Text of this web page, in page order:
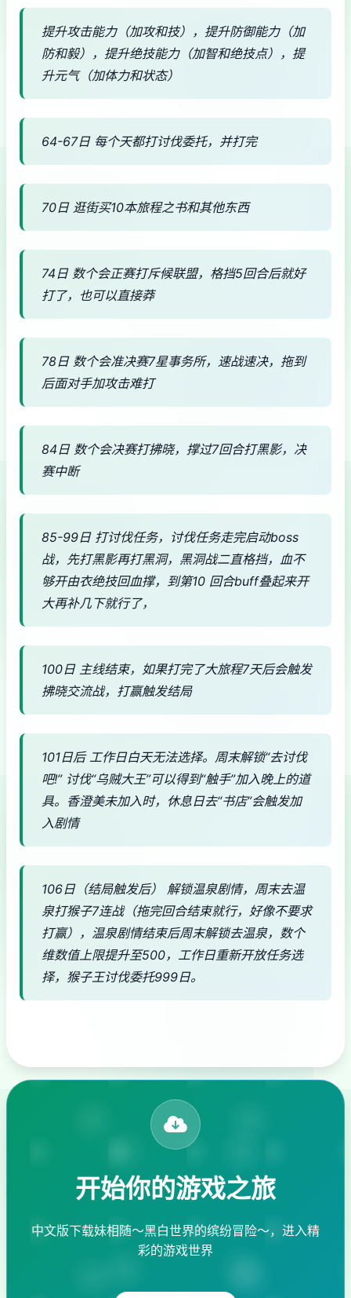
提升攻击能力（加攻和技），提升防御能力（加
防和毅），提升绝技能力（加智和绝技点），提
升元气（加体力和状态）
64-67日 每个天都打讨伐委托，并打完
70日 逛街买10本旅程之书和其他东西
74日 数个会正赛打斥候联盟，格挡5回合后就好
打了，也可以直接莽
78日 数个会准决赛7星事务所，速战速决，拖到
后面对手加攻击难打
84日 数个会决赛打拂晓，撑过7回合打黑影，决
赛中断
85-99日 打讨伐任务，讨伐任务走完启动boss
战，先打黑影再打黑洞，黑洞战二直格挡，血不
够开由衣绝技回血撑，到第10 回合buff叠起来开
大再补几下就行了，
100日 主线结束，如果打完了大旅程7天后会触发
拂晓交流战，打赢触发结局
101日后 工作日白天无法选择。周末解锁“去讨伐
吧!” 讨伐“乌贼大王”可以得到“触手”加入晚上的道
具。香澄美未加入时，休息日去“书店”会触发加
入剧情
106日（结局触发后） 解锁温泉剧情，周末去温
泉打猴子7连战（拖完回合结束就行，好像不要求
打赢），温泉剧情结束后周末解锁去温泉，数个
维数值上限提升至500，工作日重新开放任务选
择，猴子王讨伐委托999日。
开始你的游戏之旅
中文版下载妹相随～黑白世界的缤纷冒险～，进入精
彩的游戏世界